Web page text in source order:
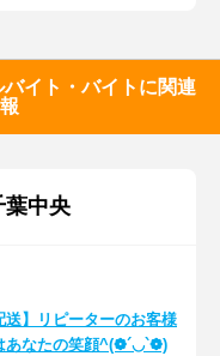
バイト・バイトに関連
中央
送】リピーターのお客様
あなたの笑顔^(❁´◡`❁)